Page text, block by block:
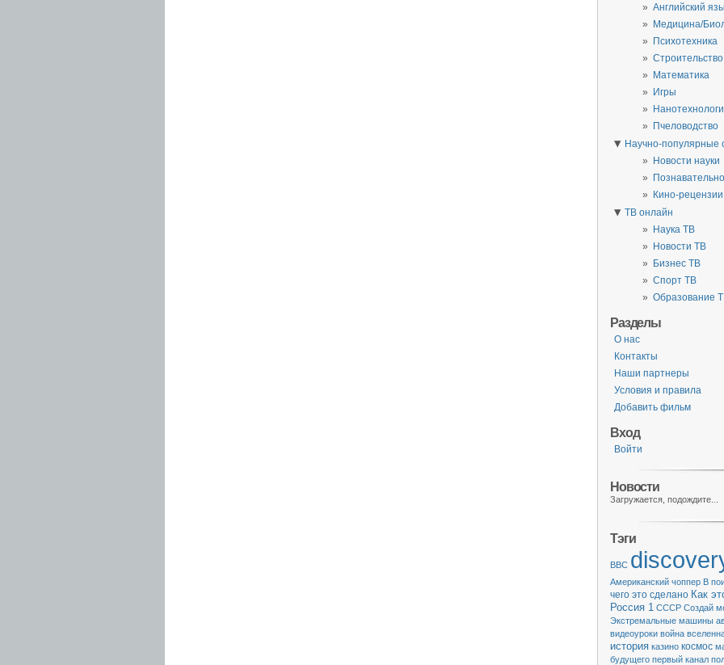
Английский
Медицина/
Психотехника
Строительство
Математика
Игры
Пчеловодство
▼ Научно-популярные
Новости науки
Кино-рецензии
▼ ТВ онлайн
Наука ТВ
Новости ТВ
Бизнес ТВ
Спорт ТВ
Образование
Разделы
О нас
Контакты
Наши партнеры
Условия и правила
Добавить фильм
Вход
Войти
Новости
Загружается, подождите...
Тэги
BBC
Американский чоппер В
чего это сделано Как
Россия 1 СССР Создай
Экстремальные машины
видеоуроки война
история казино космос
будущего первый канал